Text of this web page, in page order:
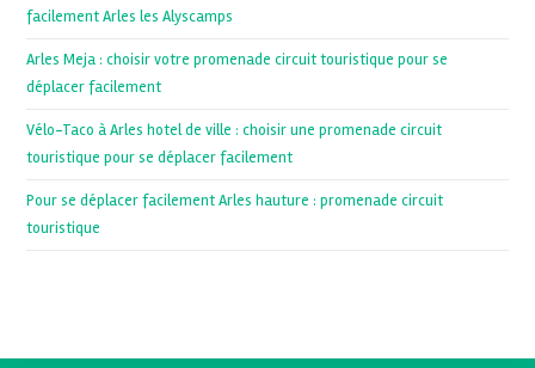
facilement Arles les Alyscamps
Arles Meja : choisir votre promenade circuit touristique pour se
déplacer facilement
Vélo-Taco à Arles hotel de ville : choisir une promenade circuit
touristique pour se déplacer facilement
Pour se déplacer facilement Arles hauture : promenade circuit
touristique